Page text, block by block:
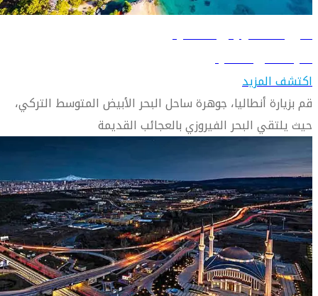
دليل السفر إلى أنطاليا
تعرّف على أنطاليا
اكتشف المزيد
قم بزيارة أنطاليا، جوهرة ساحل البحر الأبيض المتوسط ​​التركي،
حيث يلتقي البحر الفيروزي بالعجائب القديمة